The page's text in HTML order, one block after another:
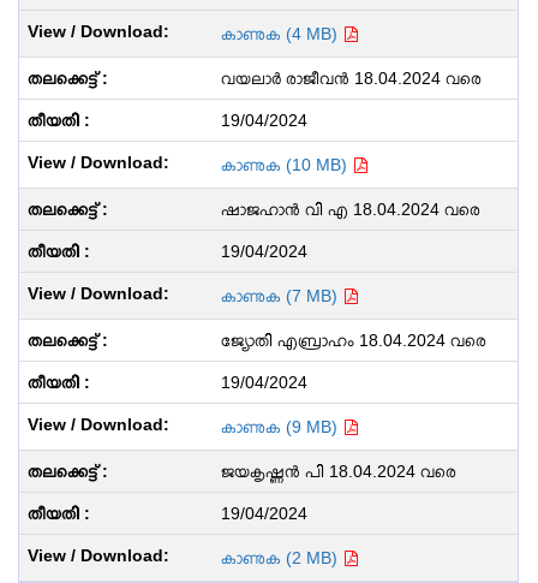
കാണുക (4 MB)
വയലാർ രാജീവൻ 18.04.2024 വരെ
19/04/2024
കാണുക (10 MB)
ഷാജഹാൻ വി എ 18.04.2024 വരെ
19/04/2024
കാണുക (7 MB)
ജ്യോതി എബ്രാഹം 18.04.2024 വരെ
19/04/2024
കാണുക (9 MB)
ജയകൃഷ്ണൻ പി 18.04.2024 വരെ
19/04/2024
കാണുക (2 MB)